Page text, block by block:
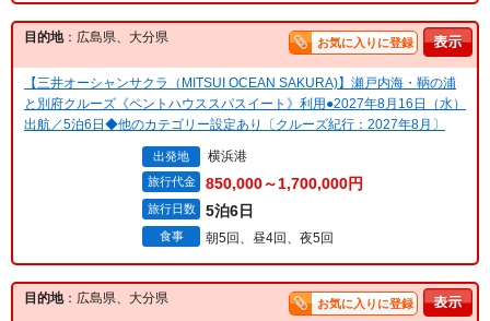
目的地：広島県、大分県 お気に入りに登録
【三井オーシャンサクラ（MITSUI OCEAN SAKURA)】瀬戸内海・鞆の浦
と別府クルーズ《ペントハウススパスイート》利用●2027年8月16日（水）
出航／5泊6日◆他のカテゴリー設定あり〔クルーズ紀行：2027年8月〕
出発地 横浜港
旅行代金 850,000～1,700,000円
旅行日数 5泊6日
食事 朝5回、昼4回、夜5回
目的地：広島県、大分県 お気に入りに登録